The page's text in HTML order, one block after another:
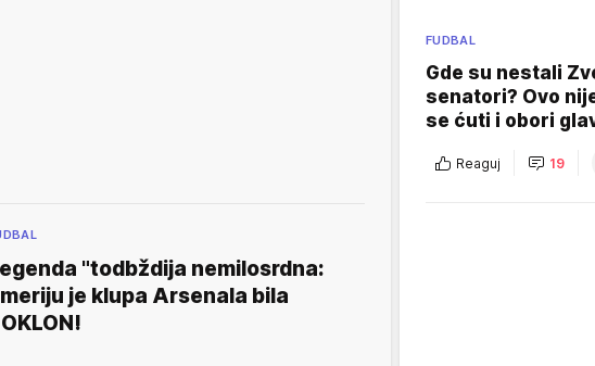
"todbždija nemilosrdna:
je klupa Arsenala bila
FUDBAL
Gde su nestali
senatori? Ovo
se ćuti i obori
Reaguj 19